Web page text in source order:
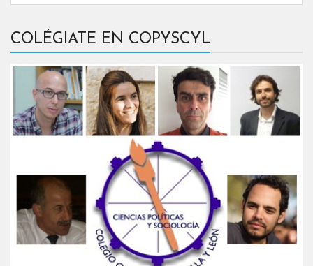
COLÉGIATE EN COPYSCYL